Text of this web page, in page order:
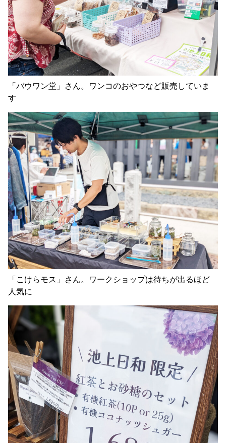
「バウワン堂」さん。ワンコのおやつなど販売していま
す
「こけらモス」さん。ワークショップは待ちが出るほど
人気に